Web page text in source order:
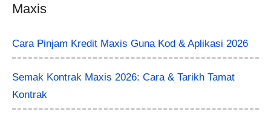
Maxis
Cara Pinjam Kredit Maxis Guna Kod & Aplikasi 2026
Semak Kontrak Maxis 2026: Cara & Tarikh Tamat
Kontrak